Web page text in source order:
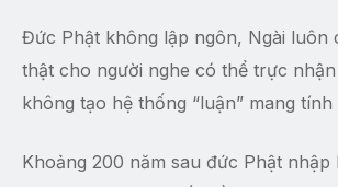
Đức Phật không lập ngôn, Ngài luôn
thật cho người nghe có thể trực
không tạo hệ thống “luận” mang
Khoảng 200 năm sau đức Phật nhập